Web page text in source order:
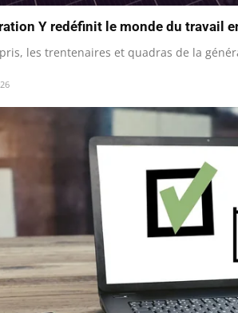
Y redéfinit le monde du travail
les trentenaires et quadras de la